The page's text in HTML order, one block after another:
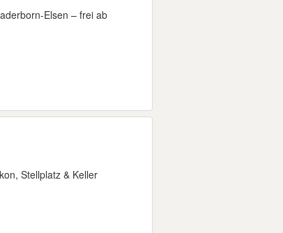
Elsen – frei ab
Stellplatz & Keller